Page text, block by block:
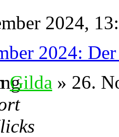
2024,
2024: Der
Gilda » 26.